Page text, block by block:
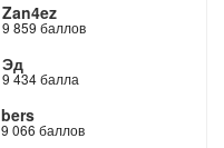
Zan4ez
9 859 баллов
Эд
9 434 балла
bers
9 066 баллов